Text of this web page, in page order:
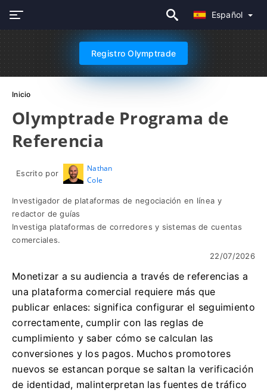
Español
Registro Olymptrade
Inicio
Olymptrade Programa de
Referencia
Escrito por
Nathan
Cole
Investigador de plataformas de negociación en línea y
redactor de guías
Investiga plataformas de corredores y sistemas de cuentas
comerciales.
22/07/2026
Monetizar a su audiencia a través de referencias a
una plataforma comercial requiere más que
publicar enlaces: significa configurar el seguimiento
correctamente, cumplir con las reglas de
cumplimiento y saber cómo se calculan las
conversiones y los pagos. Muchos promotores
nuevos se estancan porque se saltan la verificación
de identidad, malinterpretan las fuentes de tráfico